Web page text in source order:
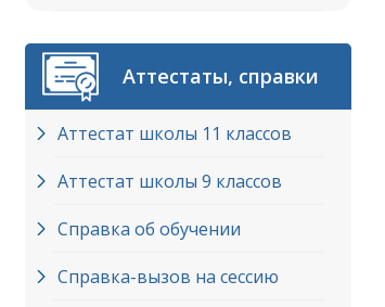
Аттестаты, справки
Аттестат школы 11 классов
Аттестат школы 9 классов
Справка об обучении
Справка-вызов на сессию